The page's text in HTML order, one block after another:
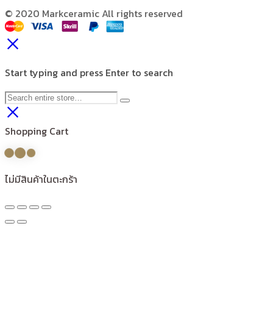
© 2020 Markceramic All rights reserved
Start typing and press Enter to search
Shopping Cart
ไม่มีสินค้าในตะกร้า